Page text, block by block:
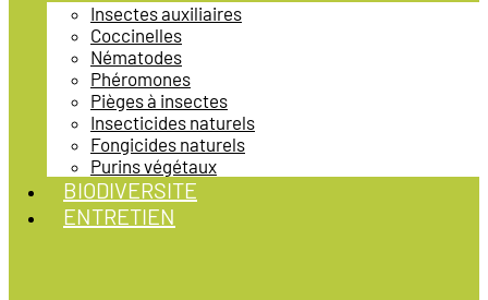
Insectes auxiliaires
Coccinelles
Nématodes
Phéromones
Pièges à insectes
Insecticides naturels
Fongicides naturels
Purins végétaux
BIODIVERSITE
ENTRETIEN